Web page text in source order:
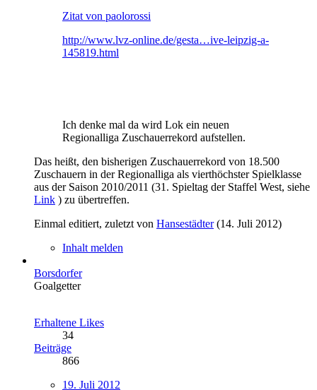
Zitat von paolorossi
http://www.lvz-online.de/gesta…ive-leipzig-a-
145819.html
Ich denke mal da wird Lok ein neuen
Regionalliga Zuschauerrekord aufstellen.
Das heißt, den bisherigen Zuschauerrekord von 18.500
Zuschauern in der Regionalliga als vierthöchster Spielklasse
aus der Saison 2010/2011 (31. Spieltag der Staffel West, siehe
Link ) zu übertreffen.
Einmal editiert, zuletzt von Hansestädter(14. Juli 2012)
Inhalt melden
Borsdorfer
Goalgetter
Erhaltene Likes
34
Beiträge
866
19. Juli 2012